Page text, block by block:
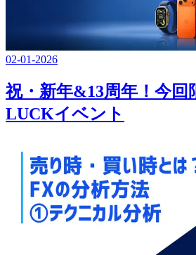
02-01-2026
祝・新年&13周年！今回
LUCKイベント